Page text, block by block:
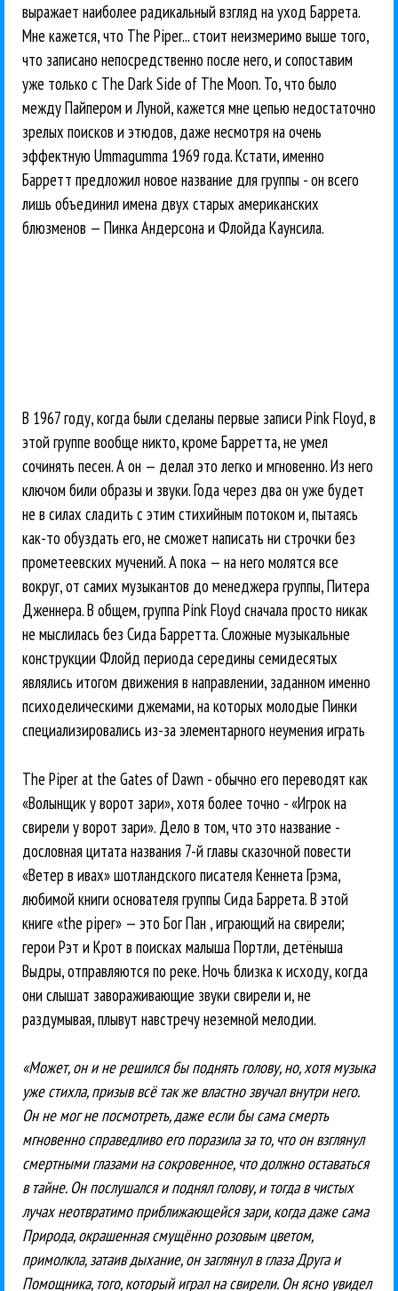
выражает наиболее радикальный взгляд на уход Баррета.
Мне кажется, что The Piper... стоит неизмеримо выше того,
что записано непосредственно после него, и сопоставим
уже только с The Dark Side of The Moon. То, что было
между Пайпером и Луной, кажется мне цепью недостаточно
зрелых поисков и этюдов, даже несмотря на очень
эффектную Ummagumma 1969 года. Кстати, именно
Барретт предложил новое название для группы - он всего
лишь объединил имена двух старых американских
блюзменов — Пинка Андерсона и Флойда Каунсила.
В 1967 году, когда были сделаны первые записи Pink Floyd, в
этой группе вообще никто, кроме Барретта, не умел
сочинять песен. А он — делал это легко и мгновенно. Из него
ключом били образы и звуки. Года через два он уже будет
не в силах сладить с этим стихийным потоком и, пытаясь
как-то обуздать его, не сможет написать ни строчки без
прометеевских мучений. А пока — на него молятся все
вокруг, от самих музыкантов до менеджера группы, Питера
Дженнера. В общем, группа Pink Floyd сначала просто никак
не мыслилась без Сида Барретта. Cложные музыкальные
конструкции Флойд периода середины семидесятых
являлись итогом движения в направлении, заданном именно
психоделическими джемами, на которых молодые Пинки
специализировались из-за элементарного неумения играть
The Piper at the Gates of Dawn - обычно его переводят как
«Волынщик у ворот зари», хотя более точно - «Игрок на
свирели у ворот зари». Дело в том, что это название -
дословная цитата названия 7-й главы сказочной повести
«Ветер в ивах» шотландского писателя Кеннета Грэма,
любимой книги основателя группы Сида Баррета. В этой
книге «the piper» — это Бог Пан , играющий на свирели;
герои Рэт и Крот в поисках малыша Портли, детёныша
Выдры, отправляются по реке. Ночь близка к исходу, когда
они слышат завораживающие звуки свирели и, не
раздумывая, плывут навстречу неземной мелодии.
«Может, он и не решился бы поднять голову, но, хотя музыка
уже стихла, призыв всё так же властно звучал внутри него.
Он не мог не посмотреть, даже если бы сама смерть
мгновенно справедливо его поразила за то, что он взглянул
смертными глазами на сокровенное, что должно оставаться
в тайне. Он послушался и поднял голову, и тогда в чистых
лучах неотвратимо приближающейся зари, когда даже сама
Природа, окрашенная смущённо розовым цветом,
примолкла, затаив дыхание, он заглянул в глаза Друга и
Помощника, того, который играл на свирели. Он ясно увидел